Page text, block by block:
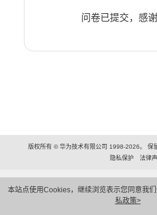
本站点使用Cookies，继续浏览表示您同意我
私政策>
问卷已提交，感谢
版权所有 © 华为技术有限公司 1998-2026。 保
隐私保护
法律